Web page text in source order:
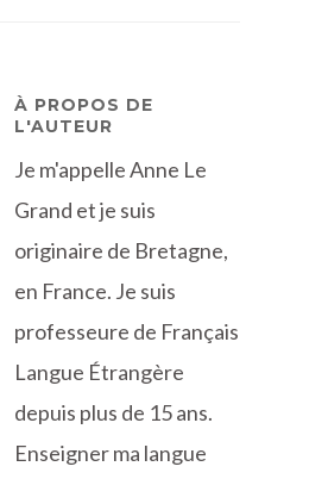
À PROPOS DE
L'AUTEUR
Je m'appelle Anne Le
Grand et je suis
originaire de Bretagne,
en France. Je suis
professeure de Français
Langue Étrangère
depuis plus de 15 ans.
Enseigner ma langue